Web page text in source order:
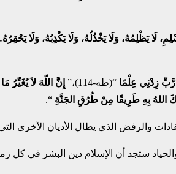
لَا يَظْلِمُهُ، وَلَا يَخْذُلُهُ، وَلَا يَكْذِبُهُ، وَلَا
زِدْنِي عِلْمًا “(طه-114)،” إِنَّ اللّهَ لاَ يُغَيِّرُ
بِهِ طَرِيقًا مِنْ طُرُقِ الجَنَّةِ “.
والرفض الذي يطال الأديان الأخرى
ستجد أن الإسلام دين البشر في كل